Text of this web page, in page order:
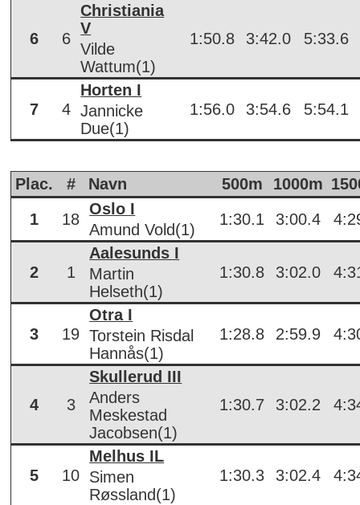
6 6
Christiania
V
Vilde
Wattum(1)
1:50.8 3:42.0 5:33.6
7 4
Horten I
Jannicke
Due(1)
1:56.0 3:54.6 5:54.1
Plac. # Navn 500m 1000m
1
18
Oslo I
Amund Vold(1)
1:30.1 3:00.4
2 1
Aalesunds I
Martin
Helseth(1)
1:30.8 3:02.0
3 19
Otra I
Torstein Risdal
Hannås(1)
1:28.8 2:59.9
4 3
Skullerud III
Anders
Meskestad
Jacobsen(1)
1:30.7 3:02.2
5 10
Melhus IL
Simen
Røssland(1)
1:30.3 3:02.4